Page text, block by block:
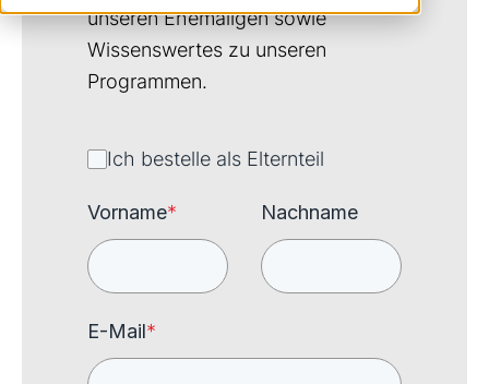
unseren Ehemaligen sowie
Wissenswertes zu unseren
Programmen.
Ich bestelle als Elternteil
Vorname* Nachname
E-Mail*